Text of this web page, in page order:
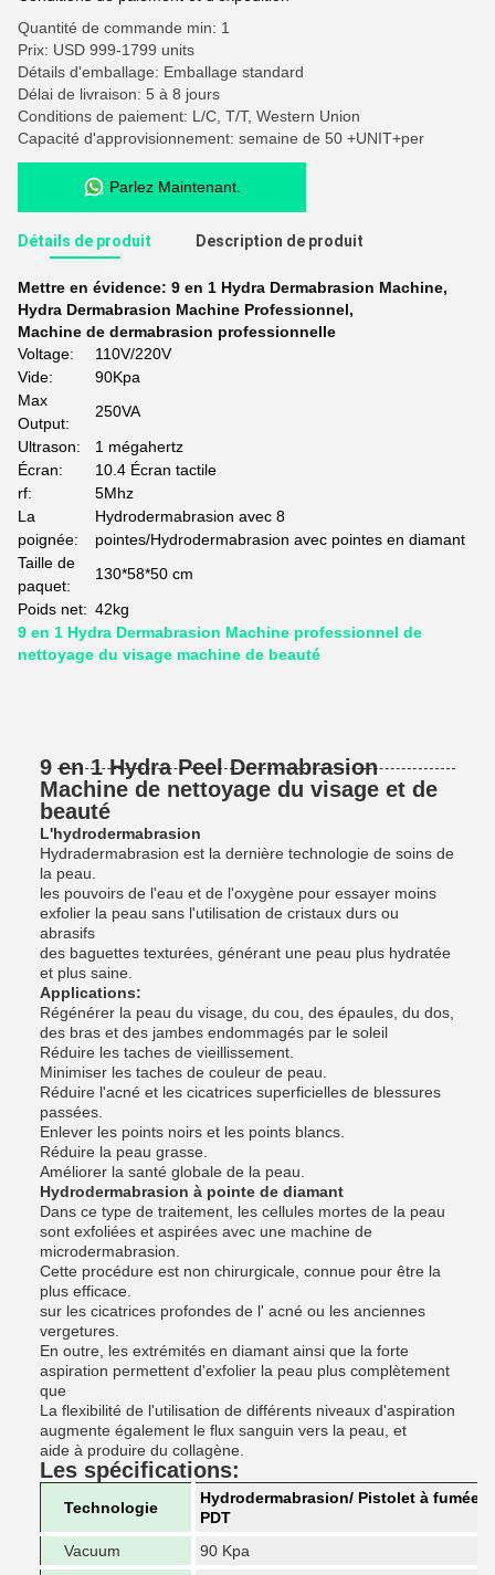
Quantité de commande min: 1
Prix: USD 999-1799 units
Détails d'emballage: Emballage standard
Délai de livraison: 5 à 8 jours
Conditions de paiement: L/C, T/T, Western Union
Capacité d'approvisionnement: semaine de 50 +UNIT+per
Parlez Maintenant.
Détails de produit Description de produit
Mettre en évidence: 9 en 1 Hydra Dermabrasion Machine,
Hydra Dermabrasion Machine Professionnel,
Machine de dermabrasion professionnelle
Voltage:
110V/220V
Vide:
90Kpa
Max
Output:
250VA
Ultrason:
1 mégahertz
Écran:
10.4 Écran tactile
rf:
5Mhz
La
poignée:
Hydrodermabrasion avec 8
pointes/Hydrodermabrasion avec pointes en diamant
Taille de
paquet:
130*58*50 cm
Poids net: 42kg
9 en 1 Hydra Dermabrasion Machine professionnel de
nettoyage du visage machine de beauté
9 en 1 Hydra Peel Dermabrasion
Machine de nettoyage du visage et de
beauté
L'hydrodermabrasion
Hydradermabrasion est la dernière technologie de soins de
la peau.
les pouvoirs de l'eau et de l'oxygène pour essayer moins
exfolier la peau sans l'utilisation de cristaux durs ou
abrasifs
des baguettes texturées, générant une peau plus hydratée
et plus saine.
Applications:
Régénérer la peau du visage, du cou, des épaules, du dos,
des bras et des jambes endommagés par le soleil
Réduire les taches de vieillissement.
Minimiser les taches de couleur de peau.
Réduire l'acné et les cicatrices superficielles de blessures
passées.
Enlever les points noirs et les points blancs.
Réduire la peau grasse.
Améliorer la santé globale de la peau.
Hydrodermabrasion à pointe de diamant
Dans ce type de traitement, les cellules mortes de la peau
sont exfoliées et aspirées avec une machine de
microdermabrasion.
Cette procédure est non chirurgicale, connue pour être la
plus efficace.
sur les cicatrices profondes de l' acné ou les anciennes
vergetures.
En outre, les extrémités en diamant ainsi que la forte
aspiration permettent d'exfolier la peau plus complètement
que
La flexibilité de l'utilisation de différents niveaux d'aspiration
augmente également le flux sanguin vers la peau, et
aide à produire du collagène.
Les spécifications:
Technologie
Hydrodermabrasion/ Pistolet à
PDT
Vacuum
90 Kpa